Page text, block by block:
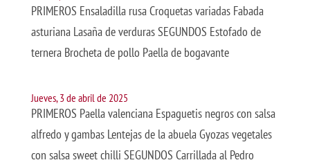
PRIMEROS Ensaladilla rusa Croquetas variadas Fabada
asturiana Lasaña de verduras SEGUNDOS Estofado de
ternera Brocheta de pollo Paella de bogavante
Jueves, 3 de abril de 2025
PRIMEROS Paella valenciana Espaguetis negros con salsa
alfredo y gambas Lentejas de la abuela Gyozas vegetales
con salsa sweet chilli SEGUNDOS Carrillada al Pedro